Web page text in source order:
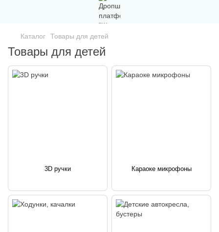
Каталог Товары для детей
Товары для детей
3D ручки Караоке микрофоны